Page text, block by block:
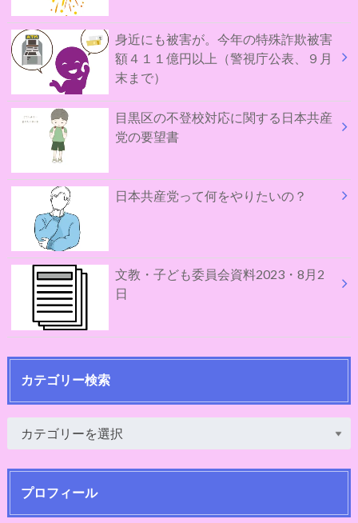
身近にも被害が。今年の特殊詐欺被害
額４１１億円以上（警視庁公表、９月
末まで）
目黒区の不登校対応に関する日本共産
党の要望書
日本共産党って何をやりたいの？
文教・子ども委員会資料2023・8月2
日
カテゴリー検索
プロフィール